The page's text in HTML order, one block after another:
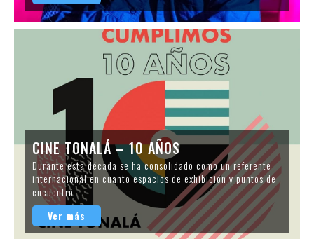
CINE TONALÁ – 10 AÑOS
Durante esta década se ha consolidado como un referente
internacional en cuanto espacios de exhibición y puntos de
encuentro
Ver más